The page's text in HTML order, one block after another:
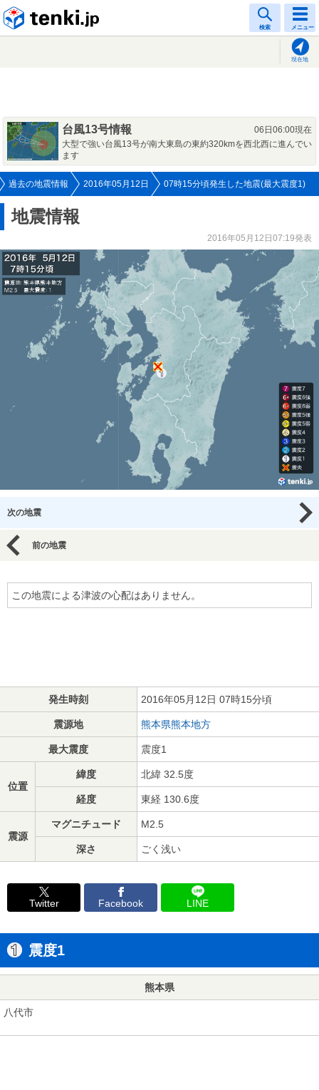
検索 メニュー
現在地
台風13号情報
06日06:00現在
大型で強い台風13号が南大東島の東約320kmを西北西に進んでい
ます
過去の地震情報 2016年05月12日 07時15分頃発生した地震(最大震度1)
地震情報
2016年05月12日07:19発表
次の地震
前の地震
この地震による津波の心配はありません。
発生時刻 2016年05月12日 07時15分頃
震源地 熊本県熊本地方
最大震度 震度1
位置
緯度 北緯 32.5度
経度 東経 130.6度
震源
マグニチュード M2.5
深さ ごく浅い
Twitter Facebook LINE
震度1
熊本県
八代市